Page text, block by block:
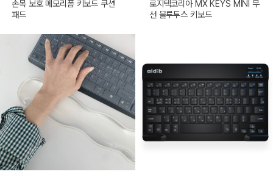
손목 보호 메모리폼 키보드 쿠션
패드
로지텍코리아 MX KEYS MINI 무
선 블루투스 키보드